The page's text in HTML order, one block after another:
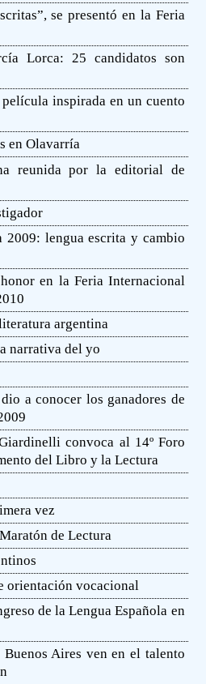
se presentó en la Feria
Lorca: 25 candidatos son
inspirada en un cuento
en Olavarría
reunida por la editorial de
lengua escrita y cambio
en la Feria Internacional
argentina
narrativa del yo
a conocer los ganadores de
convoca al 14º Foro
del Libro y la Lectura
vez
de Lectura
orientación vocacional
de la Lengua Española en
Aires ven en el talento